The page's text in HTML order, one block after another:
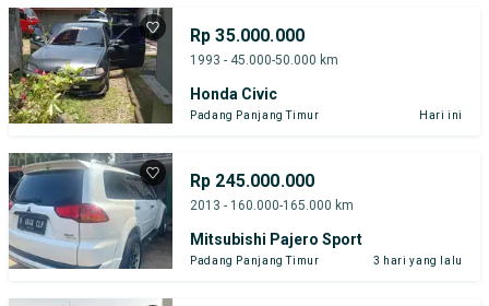
Rp 35.000.000
1993 - 45.000-50.000 km
Honda Civic
Padang Panjang Timur Hari ini
Rp 245.000.000
2013 - 160.000-165.000 km
Mitsubishi Pajero Sport
Padang Panjang Timur 3 hari yang lalu